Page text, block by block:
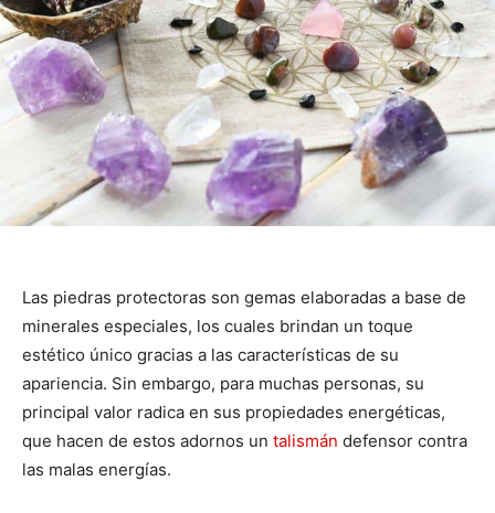
Las piedras protectoras son gemas elaboradas a base de
minerales especiales, los cuales brindan un toque
estético único gracias a las características de su
apariencia. Sin embargo, para muchas personas, su
principal valor radica en sus propiedades energéticas,
que hacen de estos adornos un talismán defensor contra
las malas energías.